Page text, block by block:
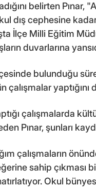
belirten Pınar,
dış cephesine
İlçe Milli Eğitim
duvarlarına
bulunduğu
çalışmalar yaptığını
çalışmalarda
Pınar, şunları
çalışmaların
sahip çıkması
Okul